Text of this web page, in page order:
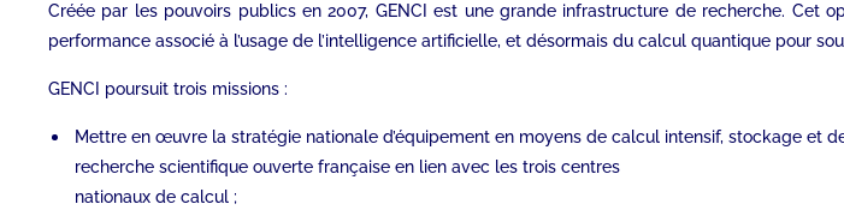
Créée par les pouvoirs publics en 2007, GENCI est une grande infrastructure de recherche.
performance associé à l’usage de l’intelligence artificielle, et désormais du calcul quantique pour
GENCI poursuit trois missions :
Mettre en œuvre la stratégie nationale d’équipement en moyens de calcul intensif, stockage et
recherche scientifique ouverte française en lien avec les trois centres
nationaux de calcul ;